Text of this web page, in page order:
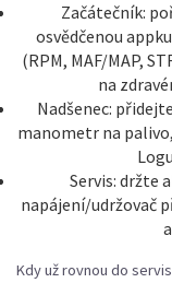
Začátečník:
osvědčenou
(RPM, MAF/MAP,
na
Nadšenec:
manometr na
Servis: držte
napájení/udržovač
Kdy už rovnou do